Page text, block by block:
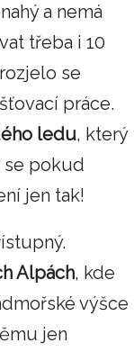
a nemá
třeba i 10
se
práce.
ledu, který
se pokud
jen tak!
Alpách, kde
výšce
jen